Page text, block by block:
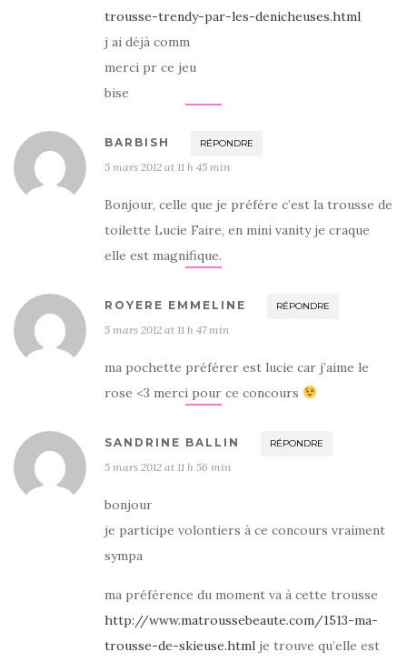
trousse-trendy-par-les-denicheuses.html
j ai déjà comm
merci pr ce jeu
bise
BARBISH RÉPONDRE
5 mars 2012 at 11 h 45 min
Bonjour, celle que je préfére c’est la trousse de
toilette Lucie Faire, en mini vanity je craque
elle est magnifique.
ROYERE EMMELINE RÉPONDRE
5 mars 2012 at 11 h 47 min
ma pochette préférer est lucie car j’aime le
rose <3 merci pour ce concours
SANDRINE BALLIN RÉPONDRE
5 mars 2012 at 11 h 56 min
bonjour
je participe volontiers à ce concours vraiment
sympa
ma préférence du moment va à cette trousse
http://www.matroussebeaute.com/1513-ma-
trousse-de-skieuse.html je trouve qu’elle est